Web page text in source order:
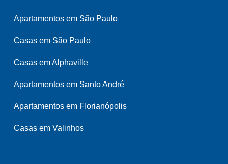
Apartamentos em São Paulo
Casas em São Paulo
Casas em Alphaville
Apartamentos em Santo André
Apartamentos em Florianópolis
Casas em Valinhos